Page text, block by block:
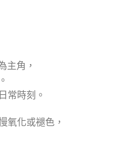
主角，
常時刻。
氧化或褪色，